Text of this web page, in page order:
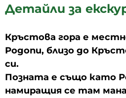
Детайли за
Кръстова гора е
Родопи, близо до
си.
Позната е също като
намиращия се там